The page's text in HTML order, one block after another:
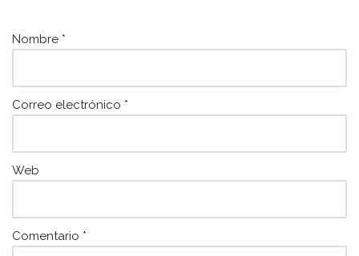
k
Nombre *
Correo electrónico *
Web
Comentario *